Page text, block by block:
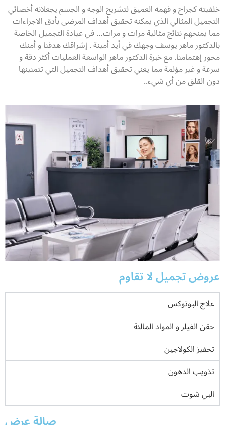
خلفيته كجراح و فهمه العميق لتشريح الوجه و الجسم يجعلانه أخصائي
التجميل المثالي الذي يمكنه تحقيق أهداف المرضى بأدق الاجراءات
مما يمنحهم نتائج مثالية مرات و مرات… في عيادة التجميل الخاصة
بالدكتور ماهر يوسف وجهك في أيد أمينة . إشراقك هدفنا و أمنك
محور إهتمامنا. مع خبرة الدكتور ماهر الواسعة العمليات أكثر دقة و
سرعة و غير مؤلمة مما يعني تحقيق أهداف التجميل التي تتمنينها
دون القلق من أي شيء..
عروض تجميل لا تقاوم
علاج البوتوكس
حقن الفيلر و المواد المالئة
تحفيز الكولاجين
تذويب الدهون
البي شوت